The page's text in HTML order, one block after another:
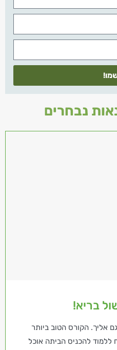
נבחרים
בריא!
אליך. הקורס הטוב ביותר
ללמוד להכניס הביתה אוכל